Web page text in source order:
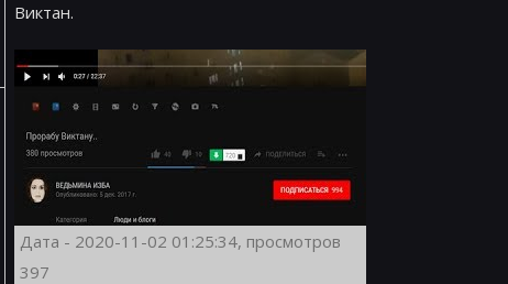
Виктан.
Дата - 2020-11-02 01:25:34, просмотров
397